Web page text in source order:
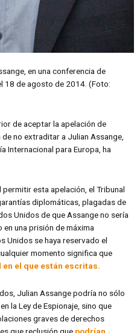
en una conferencia de
18 de agosto de 2014. (Foto:
de aceptar la apelación de
no extraditar a Julian Assange,
Internacional para Europa, ha
esta apelación, el Tribunal
diplomáticas, plagadas de
Unidos de que Assange no sería
una prisión de máxima
Unidos se haya reservado el
momento significa que
en el que están escritas.
Julian Assange podría no sólo
la Ley de Espionaje, sino que
graves de derechos